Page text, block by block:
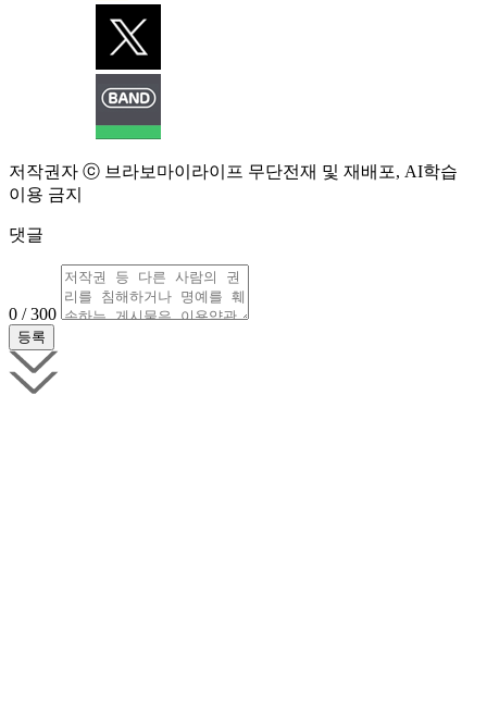
저작권자 ⓒ 브라보마이라이프 무단전재 및 재배포, AI학습
이용 금지
댓글
0 / 300